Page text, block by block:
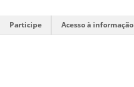
Participe Acesso à informação